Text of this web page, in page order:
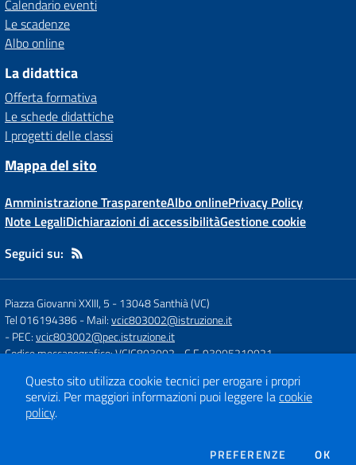
Calendario eventi
Le scadenze
Albo online
La didattica
Offerta formativa
Le schede didattiche
I progetti delle classi
Mappa del sito
Amministrazione TrasparenteAlbo onlinePrivacy Policy
Note LegaliDichiarazioni di accessibilitàGestione cookie
Seguici su:
Piazza Giovanni XXIII, 5 -13048 Santhià (VC)
Tel 016194386- Mail:vcic803002@istruzione.it
- PEC:vcic803002@pec.istruzione.it
Codice meccanografico: VCIC803002- C.F. 93005210021
Concept & Design by
Designers Italia
Questo sito utilizza cookie tecnici per erogare i propri
servizi. Per maggiori informazioni puoi leggere lacookie
policy.
PREFERENZE DEI COOKIE
OK